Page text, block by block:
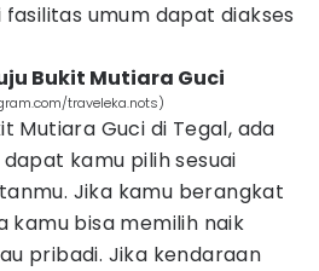
umum dapat diakses
Bukit Mutiara Guci
traveleka.nots)
Mutiara Guci di Tegal, ada
kamu pilih sesuai
Jika kamu berangkat
kamu bisa memilih naik
pribadi. Jika kendaraan